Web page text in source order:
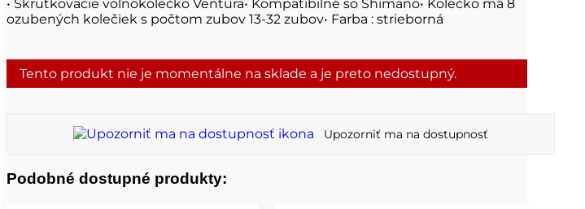
• Skrutkovacie voľnokolečko Ventura• Kompatibilné so Shimano• Kolečko má 8
ozubených kolečiek s počtom zubov 13-32 zubov• Farba : strieborná
Tento produkt nie je momentálne na sklade a je preto nedostupný.
Upozorniť ma na dostupnosť
Podobné dostupné produkty: